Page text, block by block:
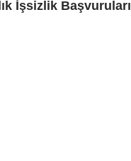
İşsizlik Başvuruları